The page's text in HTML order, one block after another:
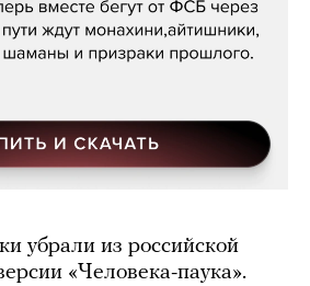
убрали из российской
«Человека-паука».